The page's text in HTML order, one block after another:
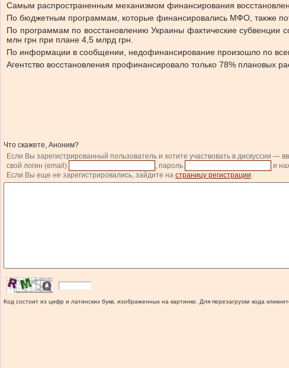
Самым распространенным механизмом финансирования
По бюджетным программам, которые финансировались МФО, также
По программам по восстановлению Украины фактические субвенции
млн грн при плане 4,5 млрд грн.
По информации в сообщении, недофинансирование произошло по
Агентство восстановления профинансировало только 78% плановых
Что скажете, Аноним?
Если Вы зарегистрированный пользователь и хотите участвовать в дискуссии —
свой логин (email)
, пароль и
Если Вы еще не зарегистрировались, зайдите на страницу регистрации.
Код состоит из цифр и латинских букв, изображенных на картинке. Для перезагрузки кода